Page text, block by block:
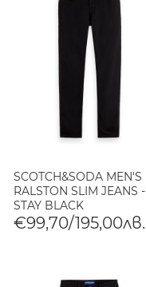
SCOTCH&SODA MEN'S
RALSTON SLIM JEANS -
STAY BLACK
€99,70/195,00лв.